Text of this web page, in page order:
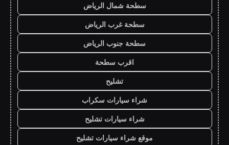
سطحة شمال الرياض
سطحة غرب الرياض
سطحة جنوب الرياض
اقرب سطحة
تشليح
شراء سيارات سكراب
شراء سيارات تشليح
موقع شراء سيارات تشليح